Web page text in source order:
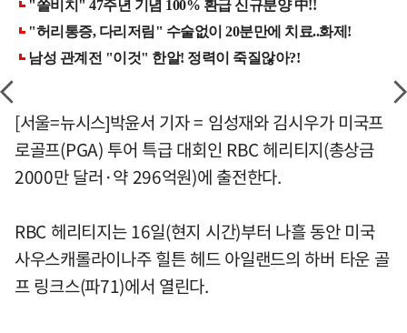
[서울=뉴시스]박윤서 기자 = 임성재와 김시우가 미국프
로골프(PGA) 투어 특급 대회인 RBC 헤리티지(총상금
2000만 달러·약 296억원)에 출전한다.
RBC 헤리티지는 16일(현지 시간)부터 나흘 동안 미국
사우스캐롤라이나주 힐튼 헤드 아일랜드의 하버 타운 골
프 링크스(파71)에서 열린다.